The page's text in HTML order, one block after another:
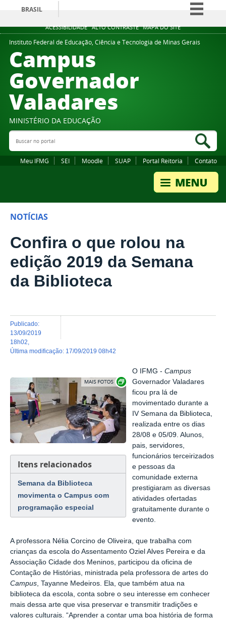
ACESSIBILIDADE ALTO CONTRASTE MAPA DO SITE
BRASIL
Simplifique!
Comunica BR
Instituto Federal de Educação, Ciência e Tecnologia de Minas Gerais
Campus
Governador
Valadares
MINISTÉRIO DA EDUCAÇÃO
Buscar no portal
Meu IFMG SEI Moodle SUAP Portal Reitoria Contato
NOTÍCIAS
Confira o que rolou na
edição 2019 da Semana
da Biblioteca
publicado:
13/09/2019
18h02
última modificação: 17/09/2019 08h42
Exibir carrossel de imagens
Itens relacionados
Semana da Biblioteca
movimenta o Campus com
programação especial
O IFMG -Campus
Governador Valadares
ficou pra lá de
movimentado durante a
IV Semana da Biblioteca,
realizada entre os dias
28/08 e 05/09. Alunos,
pais, servidores,
funcionários terceirizados
e pessoas da
comunidade externa
prestigiaram as diversas
atividades ofertadas
gratuitamente durante o
evento.
A professora Nélia Corcino de Oliveira, que trabalha com
crianças da escola do Assentamento Oziel Alves Pereira e da
Associação Cidade dos Meninos, participou da oficina de
Contação de Histórias, ministrada pela professora de artes do
Campus , Tayanne Medeiros. Ela, que também atua na
biblioteca da escola, conta sobre o seu interesse em conhecer
mais dessa arte que visa preservar e transmitir tradições e
valores culturais. “Aprender a contar uma boa história de forma